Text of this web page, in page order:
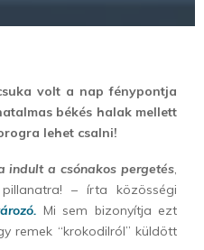
volt a nap fénypontja
békés halak mellett
lehet csalni!
indult a csónakos pergetés,
– írta közösségi
Mi sem bizonyítja ezt
remek “krokodilról” küldött